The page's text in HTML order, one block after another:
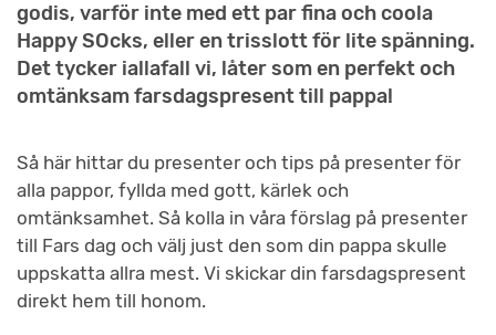
godis, varför inte med ett par fina och coola
Happy SOcks, eller en trisslott för lite spänning.
Det tycker iallafall vi, låter som en perfekt och
omtänksam farsdagspresent till pappa!
Så här hittar du presenter och tips på presenter för
alla pappor, fyllda med gott, kärlek och
omtänksamhet. Så kolla in våra förslag på presenter
till Fars dag och välj just den som din pappa skulle
uppskatta allra mest. Vi skickar din farsdagspresent
direkt hem till honom.